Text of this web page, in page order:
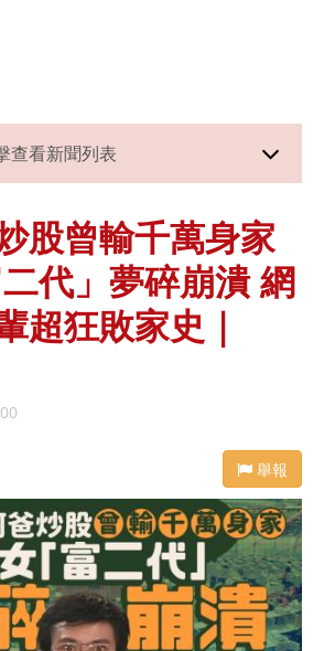
查看新聞列表
股曾輸千萬身家
代」夢碎崩潰 網
超狂敗家史｜
舉報